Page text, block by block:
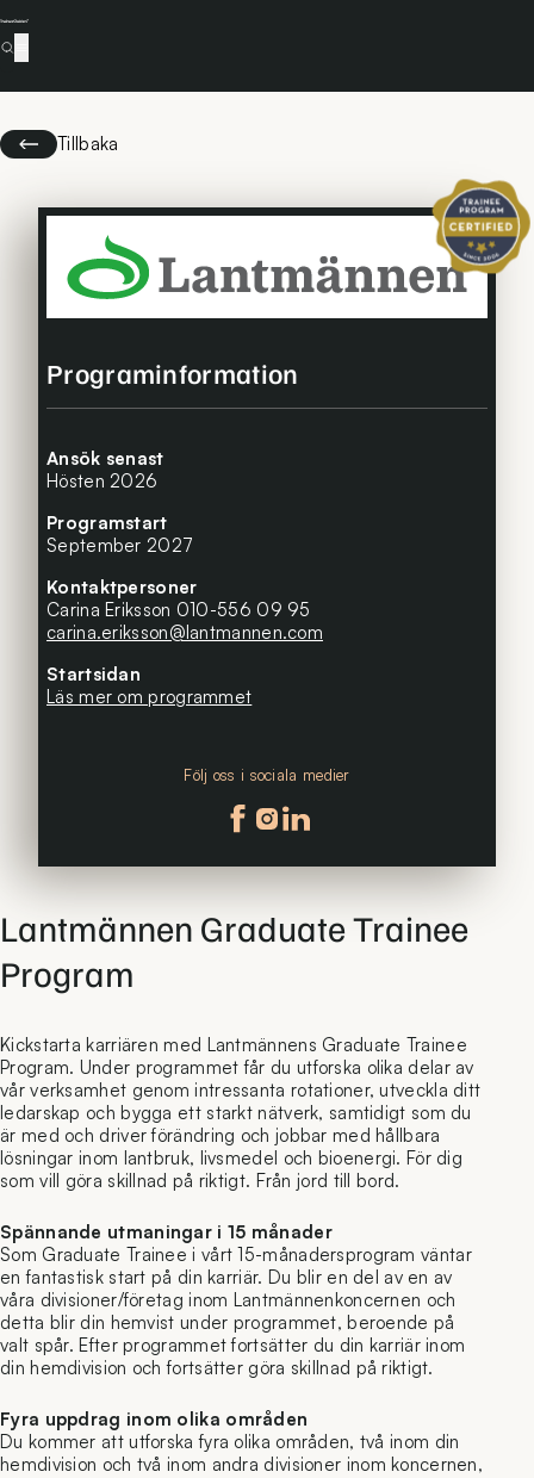
Tillbaka
Lantmännen Graduate Trainee
Program
Kickstarta karriären med Lantmännens Graduate Trainee
Program. Under programmet får du utforska olika delar av
vår verksamhet genom intressanta rotationer, utveckla ditt
ledarskap och bygga ett starkt nätverk, samtidigt som du
är med och driver förändring och jobbar med hållbara
lösningar inom lantbruk, livsmedel och bioenergi. För dig
som vill göra skillnad på riktigt. Från jord till bord.
Spännande utmaningar i 15 månader
Som Graduate Trainee i vårt 15-månadersprogram väntar
en fantastisk start på din karriär. Du blir en del av en av
våra divisioner/företag inom Lantmännenkoncernen och
detta blir din hemvist under programmet, beroende på
valt spår. Efter programmet fortsätter du din karriär inom
din hemdivision och fortsätter göra skillnad på riktigt.
Fyra uppdrag inom olika områden
Du kommer att utforska fyra olika områden, två inom din
hemdivision och två inom andra divisioner inom koncernen,
Certifierat
Programinformation
Ansök senast
Hösten 2026
Programstart
September 2027
Kontaktpersoner
Carina Eriksson 010-556 09 95
carina.eriksson@lantmannen.com
Startsidan
Läs mer om programmet
Följ oss i sociala medier
Följ oss på facebook
Följ oss på instagram
Följ oss på linkedin